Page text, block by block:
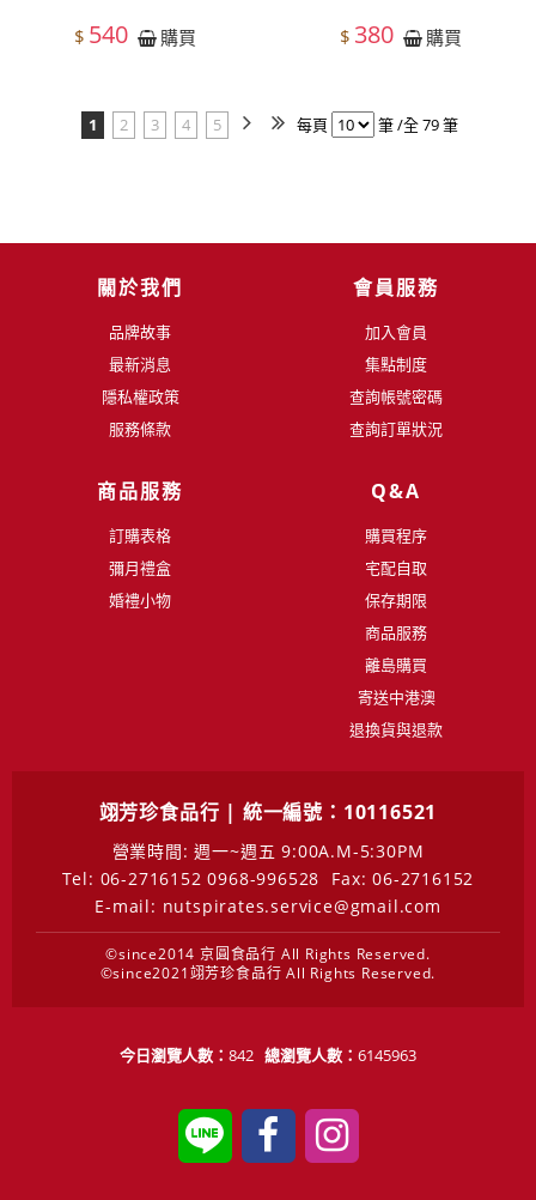
$ 540 購買 $ 380 購買
1 2 3 4 5 每頁 筆 /全 79 筆
關於我們
品牌故事
最新消息
隱私權政策
服務條款
會員服務
加入會員
集點制度
查詢帳號密碼
查詢訂單狀況
商品服務
訂購表格
彌月禮盒
婚禮小物
Q&A
購買程序
宅配自取
保存期限
商品服務
離島購買
寄送中港澳
退換貨與退款
翊芳珍食品行 | 統一編號：10116521
營業時間: 週一~週五 9:00A.M-5:30PM
Tel: 06-2716152 0968-996528
Fax: 06-2716152
E-mail: nutspirates.service@gmail.com
©since2014 京圓食品行 All Rights Reserved.
©since2021翊芳珍食品行 All Rights Reserved.
今日瀏覽人數： 842 總瀏覽人數： 6145963